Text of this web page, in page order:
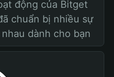
động của Bitget
chuẩn bị nhiều sự
dành cho bạn